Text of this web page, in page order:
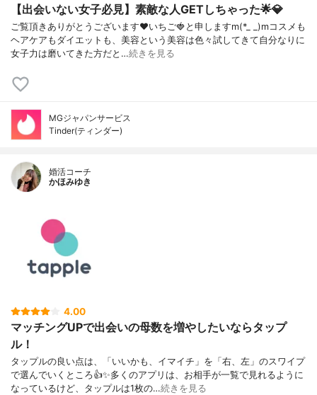
【出会いない女子必見】素敵な人GETしちゃった🌟💎
ご覧頂きありがとうございます❤いちご🍓と申しますm(*_ _)mコスメも
ヘアケアもダイエットも、美容という美容は色々試してきて自分なりに
女子力は磨いてきた方だと…続きを見る
MGジャパンサービス
Tinder(ティンダー)
婚活コーチ
かほみゆき
4.00
マッチングUPで出会いの母数を増やしたいならタップ
ル！
タップルの良い点は、「いいかも、イマイチ」を「右、左」のスワイプ
で選んでいくところ👍✨多くのアプリは、お相手が一覧で見れるように
なっているけど、タップルは1枚の…続きを見る